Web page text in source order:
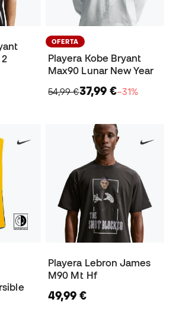
OFERTA
Playera Kobe Bryant
Max90 Lunar New Year
54,99 €37,99 €−31%
Playera Lebron James
M90 Mt Hf
49,99 €